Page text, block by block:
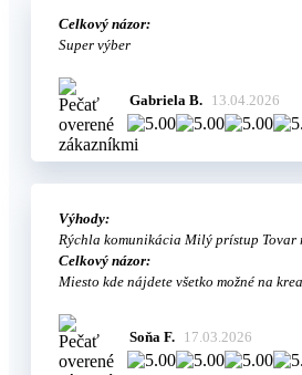
Celkový názor:
Super výber
Gabriela B. 13.04.2026
Výhody:
Rýchla komunikácia Milý prístup Tovar
Celkový názor:
Miesto kde nájdete všetko možné na
Soňa F. 17.03.2026